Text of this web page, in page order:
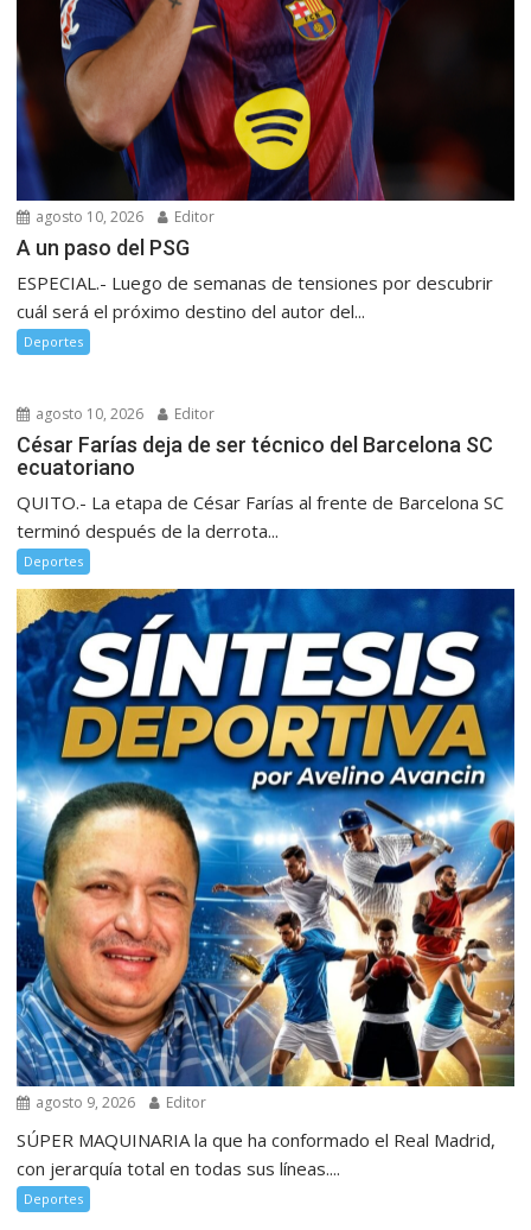
agosto 10, 2026 Editor
A un paso del PSG
ESPECIAL.- Luego de semanas de tensiones por descubrir
cuál será el próximo destino del autor del...
Deportes
agosto 10, 2026 Editor
César Farías deja de ser técnico del Barcelona SC
ecuatoriano
QUITO.- La etapa de César Farías al frente de Barcelona SC
terminó después de la derrota...
Deportes
agosto 9, 2026 Editor
SÚPER MAQUINARIA la que ha conformado el Real Madrid,
con jerarquía total en todas sus líneas....
Deportes